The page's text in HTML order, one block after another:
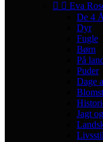
  Eva
De 4
Dyr
Fugle
Børn
På
Puder
Dage
Jagt